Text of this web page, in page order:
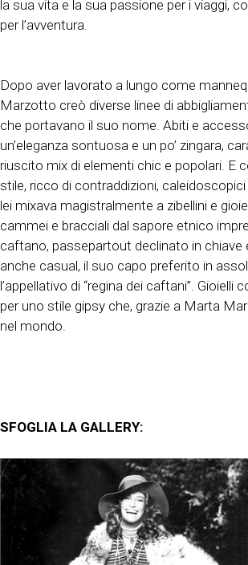
la sua vita e la sua passione per i viaggi,
per l’avventura.
Dopo aver lavorato a lungo come
Marzotto creò diverse linee di
che portavano il suo nome. Abiti e
un’eleganza sontuosa e un po’ zingara,
riuscito mix di elementi chic e popolari. E
stile, ricco di contraddizioni,
lei mixava magistralmente a zibellini e
cammei e bracciali dal sapore etnico
caftano, passepartout declinato in chiave
anche casual, il suo capo preferito in
l’appellativo di “regina dei caftani”. Gioielli
per uno stile gipsy che, grazie a Marta
nel mondo.
SFOGLIA LA GALLERY: